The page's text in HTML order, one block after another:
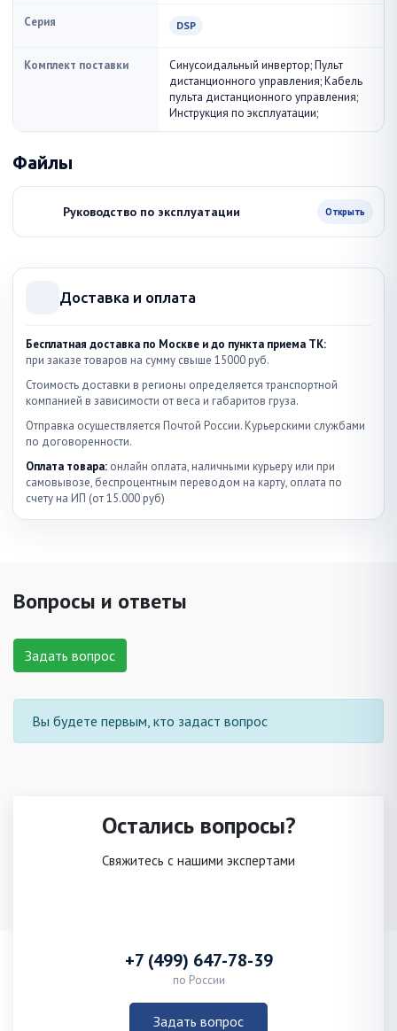
Серия DSP
Комплект поставки
Синусоидальный инвертор; Пульт
дистанционного управления; Кабель
пульта дистанционного управления;
Инструкция по эксплуатации;
Файлы
Руководство по эксплуатации Открыть
Доставка и оплата
Бесплатная доставка по Москве и до пункта приема ТК:
при заказе товаров на сумму свыше 15000 руб.
Стоимость доставки в регионы определяется транспортной
компанией в зависимости от веса и габаритов груза.
Отправка осуществляется Почтой России. Курьерскими службами
по договоренности.
Оплата товара: онлайн оплата, наличными курьеру или при
самовывозе, беспроцентным переводом на карту, оплата по
счету на ИП (от 15.000 руб)
Вопросы и ответы
Задать вопрос
Вы будете первым, кто задаст вопрос
Остались вопросы?
Свяжитесь с нашими экспертами
+7 (499) 647-78-39
по России
Задать вопрос